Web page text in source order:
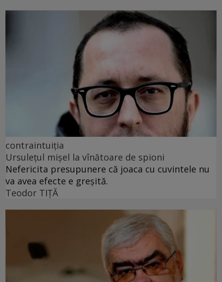
contraintuiția
Ursulețul mișel la vînătoare de spioni
Nefericita presupunere că joaca cu cuvintele nu
va avea efecte e greșită.
Teodor TIŢĂ